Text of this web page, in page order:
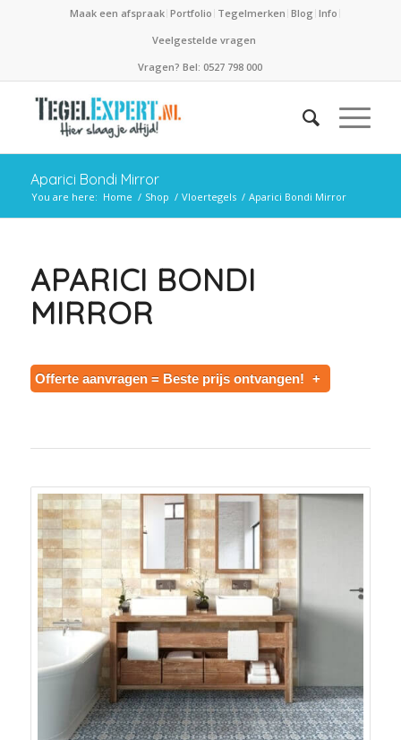
Maak een afspraak Portfolio Tegelmerken Blog Info
Veelgestelde vragen
Vragen? Bel: 0527 798 000
Aparici Bondi Mirror
You are here: Home / Shop / Vloertegels / Aparici Bondi Mirror
APARICI BONDI
MIRROR
Offerte aanvragen = Beste prijs ontvangen! +